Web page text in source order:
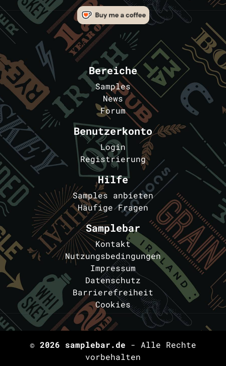
Bereiche
Samples
News
Forum
Benutzerkonto
Login
Registrierung
Hilfe
Samples anbieten
Häufige Fragen
Samplebar
Kontakt
Nutzungsbedingungen
Impressum
Datenschutz
Barrierefreiheit
Cookies
© 2026 samplebar.de - Alle Rechte
vorbehalten